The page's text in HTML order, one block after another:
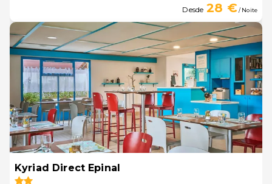
Desde 28 €/ Noite
Kyriad Direct Epinal